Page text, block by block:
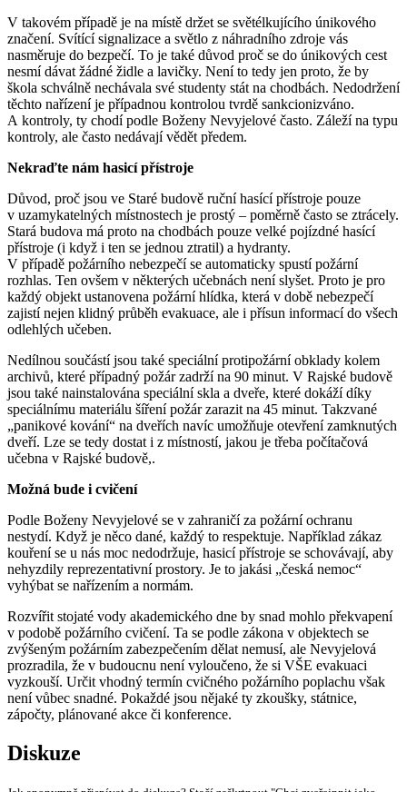
V takovém případě je na místě držet se světélkujícího únikového
značení. Svítící signalizace a světlo z náhradního zdroje vás
nasměruje do bezpečí. To je také důvod proč se do únikových cest
nesmí dávat žádné židle a lavičky. Není to tedy jen proto, že by
škola schválně nechávala své studenty stát na chodbách. Nedodržení
těchto nařízení je případnou kontrolou tvrdě sankcionizváno.
A kontroly, ty chodí podle Boženy Nevyjelové často. Záleží na typu
kontroly, ale často nedávají vědět předem.
Nekraďte nám hasicí přístroje
Důvod, proč jsou ve Staré budově ruční hasící přístroje pouze
v uzamykatelných místnostech je prostý – poměrně často se ztrácely.
Stará budova má proto na chodbách pouze velké pojízdné hasící
přístroje (i když i ten se jednou ztratil) a hydranty.
V případě požárního nebezpečí se automaticky spustí požární
rozhlas. Ten ovšem v některých učebnách není slyšet. Proto je pro
každý objekt ustanovena požární hlídka, která v době nebezpečí
zajistí nejen klidný průběh evakuace, ale i přísun informací do všech
odlehlých učeben.
Nedílnou součástí jsou také speciální protipožární obklady kolem
archivů, které případný požár zadrží na 90 minut. V Rajské budově
jsou také nainstalována speciální skla a dveře, které dokáží díky
speciálnímu materiálu šíření požár zarazit na 45 minut. Takzvané
„panikové kování“ na dveřích navíc umožňuje otevření zamknutých
dveří. Lze se tedy dostat i z místností, jakou je třeba počítačová
učebna v Rajské budově,.
Možná bude i cvičení
Podle Boženy Nevyjelové se v zahraničí za požární ochranu
nestydí. Když je něco dané, každý to respektuje. Například zákaz
kouření se u nás moc nedodržuje, hasicí přístroje se schovávají, aby
nehyzdily reprezentativní prostory. Je to jakási „česká nemoc“
vyhýbat se nařízením a normám.
Rozvířit stojaté vody akademického dne by snad mohlo překvapení
v podobě požárního cvičení. Ta se podle zákona v objektech se
zvýšeným požárním zabezpečením dělat nemusí, ale Nevyjelová
prozradila, že v budoucnu není vyloučeno, že si VŠE evakuaci
vyzkouší. Určit vhodný termín cvičného požárního poplachu však
není vůbec snadné. Pokaždé jsou nějaké ty zkoušky, státnice,
zápočty, plánované akce či konference.
Diskuze